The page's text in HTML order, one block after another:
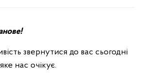
звернутися до вас сьогодні
нас очікує.